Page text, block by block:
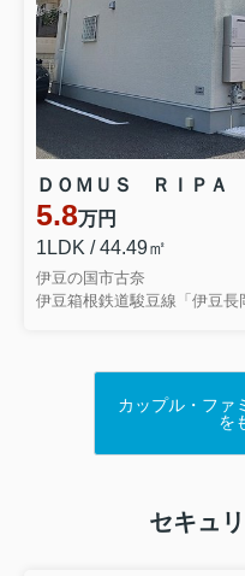
ＤＯＭＵＳ ＲＩＰ
5.8万円
1LDK / 44.49㎡
伊豆の国市古奈
伊豆箱根鉄道駿豆線「伊豆長
カップル・ファ
を
セキュ